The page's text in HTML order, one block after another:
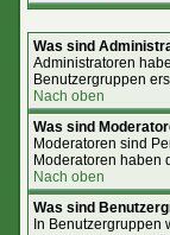
Was sind
Administratoren
Benutzergruppen
Nach oben
Was sind
Moderatoren sind
Moderatoren haben
Nach oben
Was sind
In Benutzergruppen